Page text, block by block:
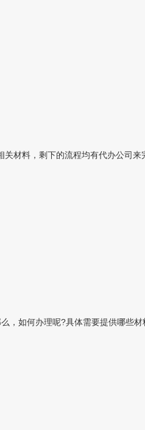
材料，剩下的流程均有代办公司来
，如何办理呢?具体需要提供哪些材